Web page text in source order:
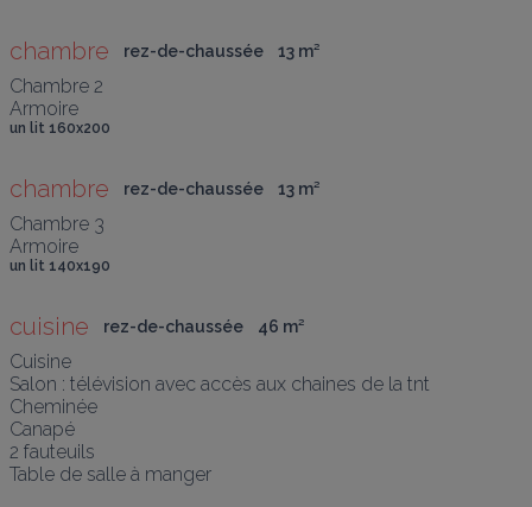
chambre rez-de-chaussée 13 m²
Chambre 2
Armoire
un lit 160x200
chambre rez-de-chaussée 13 m²
Chambre 3
Armoire
un lit 140x190
cuisine rez-de-chaussée 46 m²
Cuisine
Salon : télévision avec accès aux chaines de la tnt
Cheminée
Canapé
2 fauteuils
Table de salle à manger